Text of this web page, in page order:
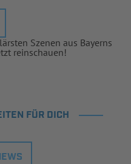
Szenen aus Bayerns
reinschauen!
FÜR DICH